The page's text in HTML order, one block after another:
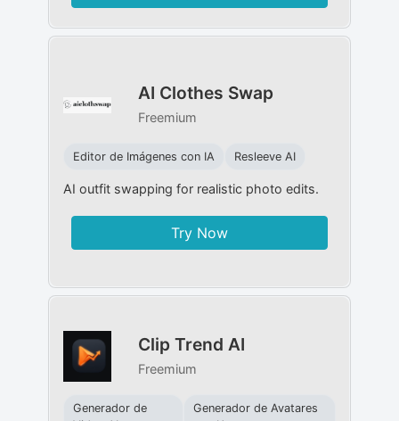
AI Clothes Swap
Freemium
Editor de Imágenes con IA Resleeve AI
AI outfit swapping for realistic photo edits.
Try Now
Clip Trend AI
Freemium
Generador de
Generador de Avatares